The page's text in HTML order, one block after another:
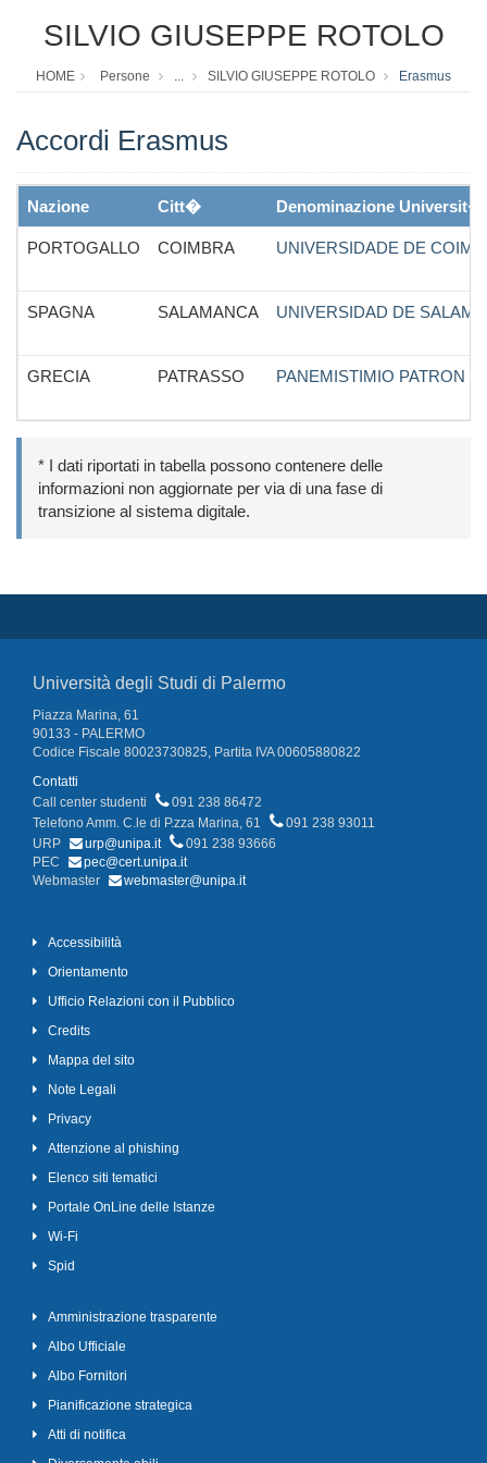
SILVIO GIUSEPPE ROTOLO
HOME Persone ... SILVIO GIUSEPPE ROTOLO Erasmus
Accordi Erasmus
Nazione Citt� Denominazione Universit�
PORTOGALLO COIMBRA UNIVERSIDADE DE
SPAGNA SALAMANCA UNIVERSIDAD DE
GRECIA PATRASSO PANEMISTIMIO PATRON
* I dati riportati in tabella possono contenere delle
informazioni non aggiornate per via di una fase di
transizione al sistema digitale.
Università degli Studi di Palermo
Piazza Marina, 61
90133 - PALERMO
Codice Fiscale 80023730825, Partita IVA 00605880822
Contatti
Call center studenti
091 238 86472
Telefono Amm. C.le di P.zza Marina, 61
091 238 93011
URP
urp@unipa.it
091 238 93666
PEC
pec@cert.unipa.it
Webmaster
webmaster@unipa.it
Accessibilità
Orientamento
Ufficio Relazioni con il Pubblico
Credits
Mappa del sito
Note Legali
Privacy
Attenzione al phishing
Elenco siti tematici
Portale OnLine delle Istanze
Wi-Fi
Spid
Amministrazione trasparente
Albo Ufficiale
Albo Fornitori
Pianificazione strategica
Atti di notifica